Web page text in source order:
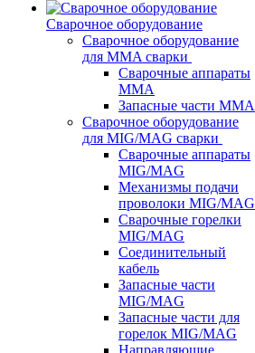
Сварочное оборудование
Сварочное оборудование
для MMA сварки
Сварочные аппараты
MMA
Запасные части MMA
Сварочное оборудование
для MIG/MAG сварки
Сварочные аппараты
MIG/MAG
Механизмы подачи
проволоки MIG/MAG
Сварочные горелки
MIG/MAG
Соединительный
кабель
Запасные части
MIG/MAG
Запасные части для
горелок MIG/MAG
Направляющие